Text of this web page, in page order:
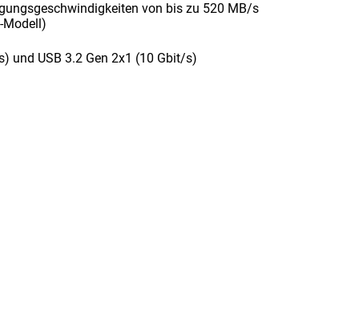
von bis zu 520 MB/s
-Modell)
und USB 3.2 Gen 2x1 (10 Gbit/s)